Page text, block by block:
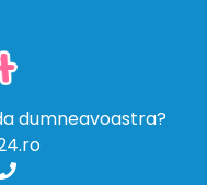
dumneavoastra?